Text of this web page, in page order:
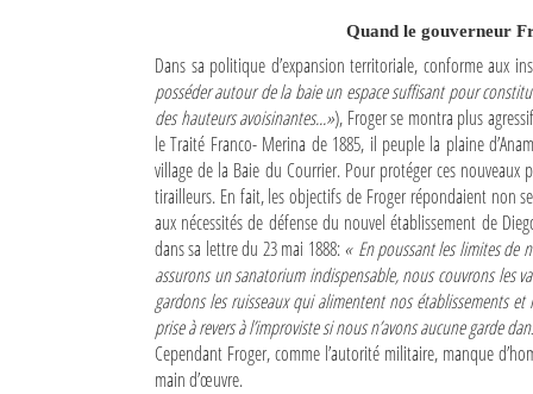
Quand le gouverneur
Dans sa politique d’expansion territoriale, conforme aux
posséder autour de la baie un espace suffisant pour
des hauteurs avoisinantes...»), Froger se montra plus
le Traité Franco- Merina de 1885, il peuple la plaine
village de la Baie du Courrier. Pour protéger ces
tirailleurs. En fait, les objectifs de Froger répondaient non
aux nécessités de défense du nouvel établissement de
dans sa lettre du 23 mai 1888:« En poussant les limites de
assurons un sanatorium indispensable, nous couvrons les
gardons les ruisseaux qui alimentent nos établissements
prise à revers à l’improviste si nous n’avons aucune garde
Cependant Froger, comme l’autorité militaire, manque
main d’œuvre.